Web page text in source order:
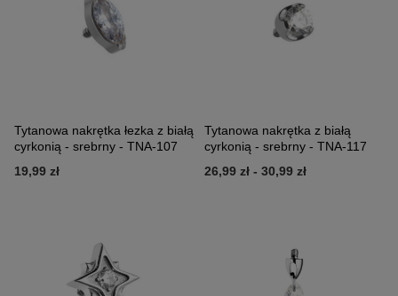
Tytanowa nakrętka łezka z białą
cyrkonią - srebrny - TNA-107
19,99 zł
Tytanowa nakrętka z białą
cyrkonią - srebrny - TNA-117
26,99 zł - 30,99 zł